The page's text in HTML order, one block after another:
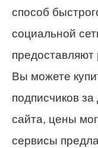
способ
социальной
Вы можете
подписчиков
сайта, цены
сервисы